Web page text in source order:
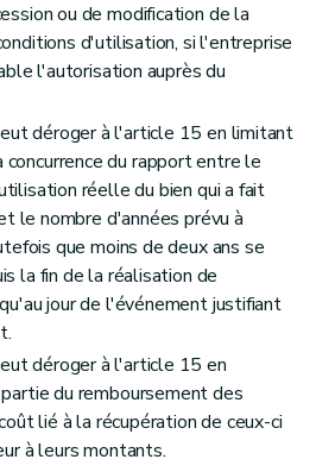
ou de modification de la
d'utilisation, si l'entreprise
l'autorisation auprès du
déroger à l'article 15 en limitant
du rapport entre le
réelle du bien qui a fait
le nombre d'années prévu à
que moins de deux ans se
la fin de la réalisation de
jour de l'événement justifiant
déroger à l'article 15 en
du remboursement des
lié à la récupération de ceux-ci
à leurs montants.